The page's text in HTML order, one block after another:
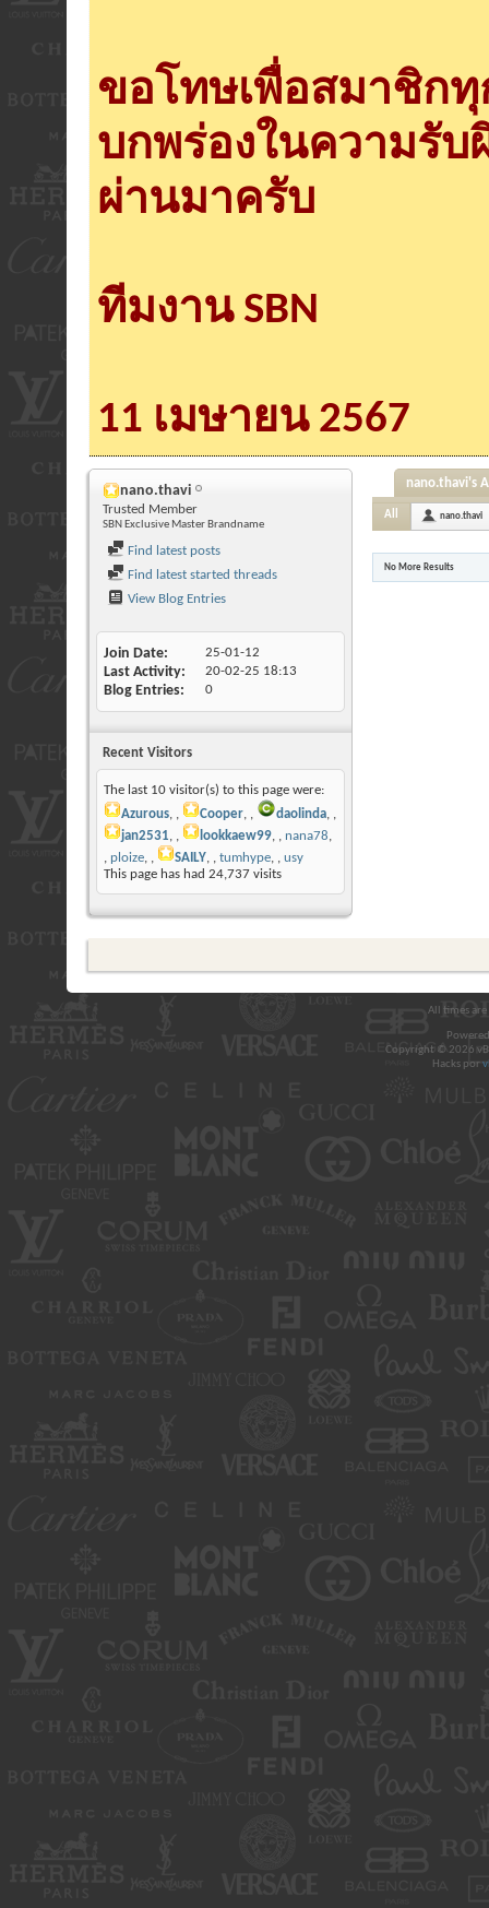
ขอโทษเพื่อสมาชิก
บกพร่องในความรั
ผ่านมาครับ
ทีมงาน SBN
11 เมษายน 2567
nano.thavi
Trusted Member
SBN Exclusive Master Brandname
Find latest posts
Find latest started threads
View Blog Entries
Join Date 25-01-12
Last Activity 20-02-25 18:13
Blog Entries 0
Recent Visitors
The last 10 visitor(s) to this page were:
Azurous, Cooper, daolinda,
jan2531, lookkaew99, nana78,
ploize, SAILY, tumhype,
usy
This page has had 24,737visits
nano.thavi's
All nano.thavi
No More Results
All times
Copyright © 2026
Hacks por